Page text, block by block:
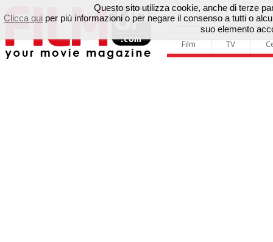
Film TV
Questo sito utilizza cookie, anche di terze
Clicca qui per più informazioni o per negare il consenso a tutti o
suo elemento